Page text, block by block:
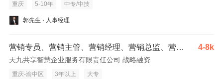
重庆 5-10年 中专/中技
郭先生 · 人事经理
营销专员、营销主管、营销经理、营销总监、营销精英、销售经理、大客户经理、大客户销售、电话销售等 4-8k
天九共享智慧企业服务有限责任公司 战略融资
重庆-渝中区 3年以上 大专